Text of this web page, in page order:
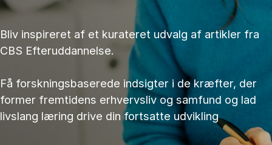
Bliv inspireret af et kurateret udvalg af artikler fra
CBS Efteruddannelse.
Få forskningsbaserede indsigter i de kræfter, der
former fremtidens erhvervsliv og samfund og lad
livslang læring drive din fortsatte udvikling